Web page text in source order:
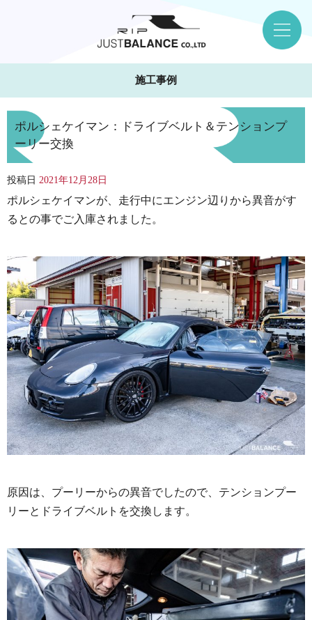
施工事例
ポルシェケイマン：ドライブベルト＆テンションプ
ーリー交換
投稿日 2021年12月28日
ポルシェケイマンが、走行中にエンジン辺りから異音がす
るとの事でご入庫されました。
原因は、プーリーからの異音でしたので、テンションプー
リーとドライブベルトを交換します。